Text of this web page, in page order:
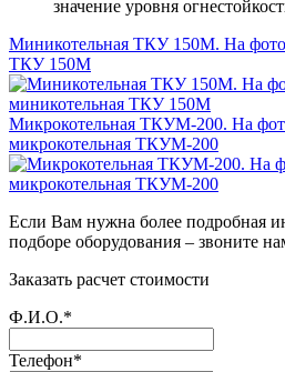
значение уровня
Миникотельная ТКУ 150М. На фото
ТКУ 150М
Микрокотельная ТКУМ-200. На
микрокотельная ТКУМ-200
Если Вам нужна более подробная
подборе оборудования – звоните
Заказать расчет стоимости
Ф.И.О.*
Телефон*